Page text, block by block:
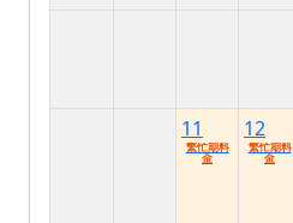
11
繁忙期料
金
12
繁忙期料
金